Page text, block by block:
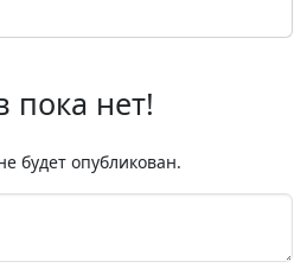
пока нет!
будет опубликован.